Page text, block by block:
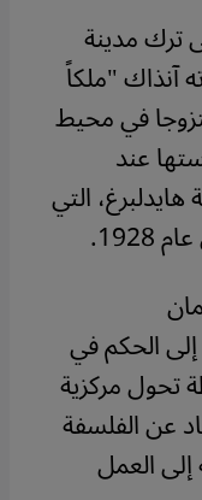
ترك مدينة
آنذاك "ملكاً
في محيط
عند
التي
.
الحكم في
نقطة تحول مركزية
عن الفلسفة
العمل